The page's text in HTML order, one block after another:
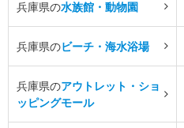
兵庫県の水族館・動物園
兵庫県のビーチ・海水浴場
兵庫県のアウトレット・ショ
ッピングモール